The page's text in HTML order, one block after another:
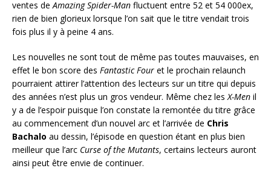
ventes deAmazing Spider-Man fluctuent entre 52 et 54 000ex,
rien de bien glorieux lorsque l’on sait que le titre vendait trois
fois plus il y à peine 4 ans.
Les nouvelles ne sont tout de même pas toutes mauvaises, en
effet le bon score des Fantastic Four et le prochain relaunch
pourraient attirer l’attention des lecteurs sur un titre qui depuis
des années n’est plus un gros vendeur. Même chez lesX-Men il
y a de l’espoir puisque l’on constate la remontée du titre grâce
au commencement d’un nouvel arc et l’arrivée de Chris
Bachalo au dessin, l’épisode en question étant en plus bien
meilleur que l’arc Curse of the Mutants, certains lecteurs auront
ainsi peut être envie de continuer.